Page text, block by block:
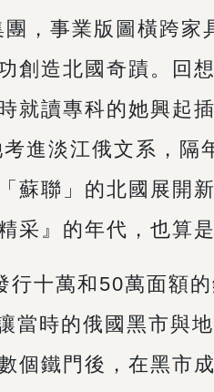
，事業版圖橫跨家
創造北國奇蹟。回
就讀專科的她興起
進淡江俄文系，隔
蘇聯」的北國展開
采』的年代，也算是
十萬和50萬面額
當時的俄國黑市與
個鐵門後，在黑市